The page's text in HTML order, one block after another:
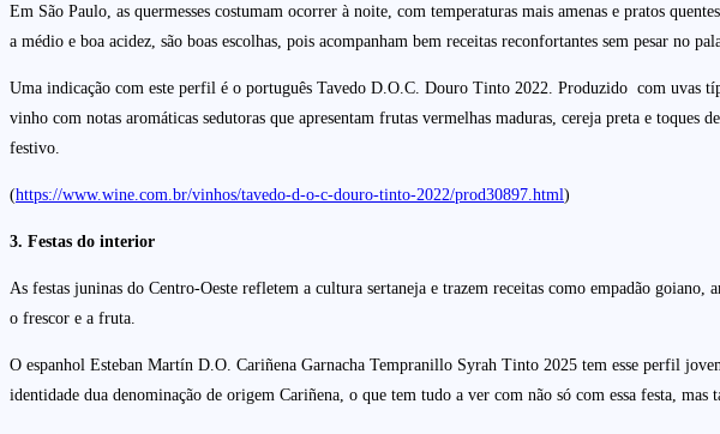
Em São Paulo, as quermesses costumam ocorrer à noite, com temperaturas mais amenas e pratos
a médio e boa acidez, são boas escolhas, pois acompanham bem receitas reconfortantes sem pesar no
Uma indicação com este perfil é o português Tavedo D.O.C. Douro Tinto 2022. Produzido com uvas
vinho com notas aromáticas sedutoras que apresentam frutas vermelhas maduras, cereja preta e
festivo.
(https://www.wine.com.br/vinhos/tavedo-d-o-c-douro-tinto-2022/prod30897.html)
3. Festas do interior
As festas juninas do Centro-Oeste refletem a cultura sertaneja e trazem receitas como empadão
o frescor e a fruta.
O espanhol Esteban Martín D.O. Cariñena Garnacha Tempranillo Syrah Tinto 2025 tem esse perfil
identidade dua denominação de origem Cariñena, o que tem tudo a ver com não só com essa festa,